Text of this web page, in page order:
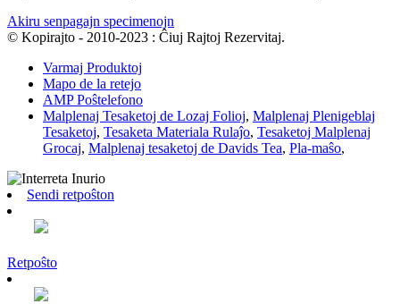
Akiru senpagajn specimenojn
© Kopirajto - 2010-2023 : Ĉiuj Rajtoj Rezervitaj.
Varmaj Produktoj
Mapo de la retejo
AMP Poŝtelefono
Malplenaj Tesaketoj de Lozaj Folioj, Malplenaj Plenigeblaj
Tesaketoj, Tesaketa Materiala Rulaĵo, Tesaketoj Malplenaj
Grocaj, Malplenaj tesaketoj de Davids Tea, Pla-maŝo,
Sendi retpoŝton
Retpoŝto